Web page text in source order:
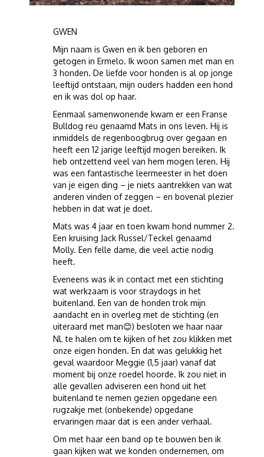
GWEN
Mijn naam is Gwen en ik ben geboren en
getogen in Ermelo. Ik woon samen met man en
3 honden. De liefde voor honden is al op jonge
leeftijd ontstaan, mijn ouders hadden een hond
en ik was dol op haar.
Eenmaal samenwonende kwam er een Franse
Bulldog reu genaamd Mats in ons leven. Hij is
inmiddels de regenboogbrug over gegaan en
heeft een 12 jarige leeftijd mogen bereiken. Ik
heb ontzettend veel van hem mogen leren. Hij
was een fantastische leermeester in het doen
van je eigen ding – je niets aantrekken van wat
anderen vinden of zeggen – en bovenal plezier
hebben in dat wat je doet.
Mats was 4 jaar en toen kwam hond nummer 2.
Een kruising Jack Russel/Teckel genaamd
Molly. Een felle dame, die veel actie nodig
heeft.
Eveneens was ik in contact met een stichting
wat werkzaam is voor straydogs in het
buitenland. Een van de honden trok mijn
aandacht en in overleg met de stichting (en
uiteraard met man😊) besloten we haar naar
NL te halen om te kijken of het zou klikken met
onze eigen honden. En dat was gelukkig het
geval waardoor Meggie (1,5 jaar) vanaf dat
moment bij onze roedel hoorde. Ik zou niet in
alle gevallen adviseren een hond uit het
buitenland te nemen gezien opgedane een
rugzakje met (onbekende) opgedane
ervaringen maar dat is een ander verhaal.
Om met haar een band op te bouwen ben ik
gaan kijken wat we konden ondernemen, om